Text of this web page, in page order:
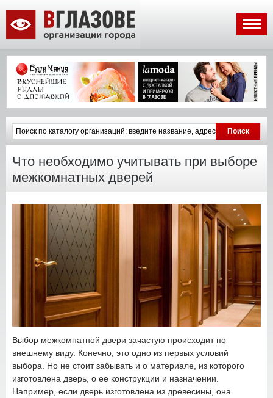
Что необходимо учитывать при выборе
межкомнатных дверей
Выбор межкомнатной двери зачастую происходит по
внешнему виду. Конечно, это одно из первых условий
выбора. Но не стоит забывать и о материале, из которого
изготовлена дверь, о ее конструкции и назначении.
Например, если дверь изготовлена из древесины, она